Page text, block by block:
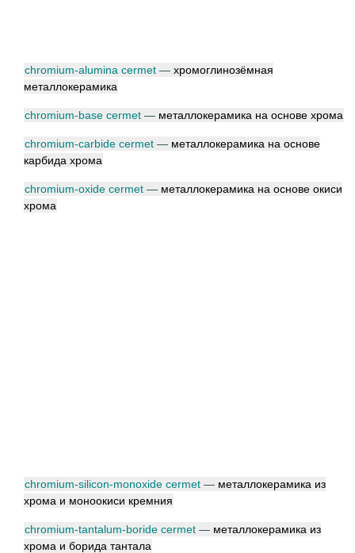
chromium-alumina cermet — хромоглинозёмная
металлокерамика
chromium-base cermet — металлокерамика на основе хрома
chromium-carbide cermet — металлокерамика на основе
карбида хрома
chromium-oxide cermet — металлокерамика на основе окиси
хрома
chromium-silicon-monoxide cermet — металлокерамика из
хрома и моноокиси кремния
chromium-tantalum-boride cermet — металлокерамика из
хрома и борида тантала